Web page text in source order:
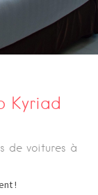
Kyriad
de voitures à
!